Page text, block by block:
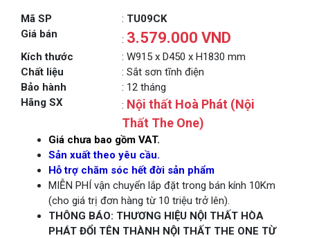
Mã SP : TU09CK
Giá bán
: 3.579.000 VND
Kích thước
: W915 x D450 x H1830 mm
Chất liệu
: Sắt sơn tĩnh điện
Bảo hành
: 12 tháng
Hãng SX
: Nội thất Hoà Phát (Nội
Thất The One)
Giá chưa bao gồm VAT.
Sản xuất theo yêu cầu.
Hỗ trợ chăm sóc hết đời sản phẩm
MIỄN PHÍ vận chuyển lắp đặt trong bán kính 10Km
(cho giá trị đơn hàng từ 10 triệu trở lên).
THÔNG BÁO: THƯƠNG HIỆU NỘI THẤT HÒA
PHÁT ĐỔI TÊN THÀNH NỘI THẤT THE ONE TỪ